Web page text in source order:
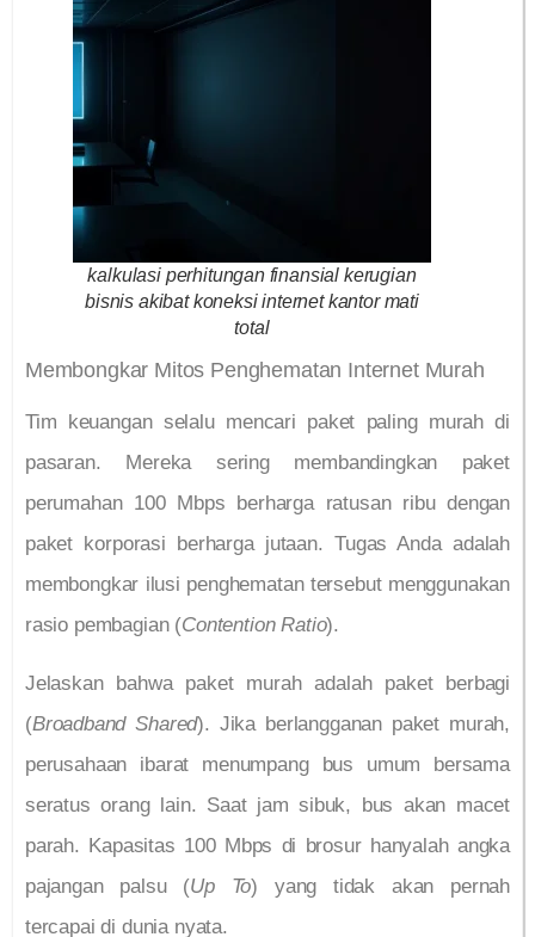
kalkulasi perhitungan finansial kerugian
bisnis akibat koneksi internet kantor mati
total
Membongkar Mitos Penghematan Internet Murah
Tim keuangan selalu mencari paket paling murah di
pasaran. Mereka sering membandingkan paket
perumahan 100 Mbps berharga ratusan ribu dengan
paket korporasi berharga jutaan. Tugas Anda adalah
membongkar ilusi penghematan tersebut menggunakan
rasio pembagian (Contention Ratio).
Jelaskan bahwa paket murah adalah paket berbagi
(Broadband Shared). Jika berlangganan paket murah,
perusahaan ibarat menumpang bus umum bersama
seratus orang lain. Saat jam sibuk, bus akan macet
parah. Kapasitas 100 Mbps di brosur hanyalah angka
pajangan palsu (Up To) yang tidak akan pernah
tercapai di dunia nyata.